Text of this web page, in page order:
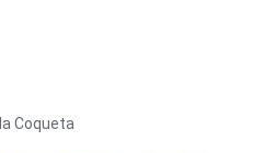
Coqueta